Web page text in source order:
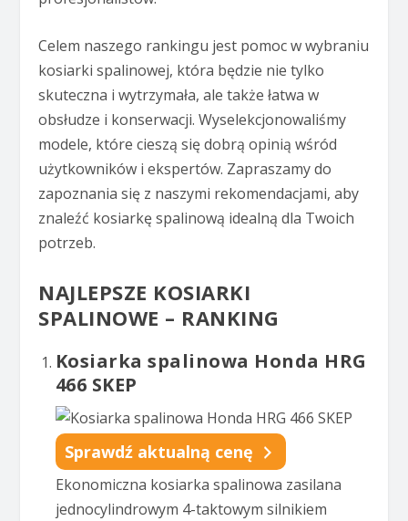
Celem naszego rankingu jest pomoc w wybraniu
kosiarki spalinowej, która będzie nie tylko
skuteczna i wytrzymała, ale także łatwa w
obsłudze i konserwacji. Wyselekcjonowaliśmy
modele, które cieszą się dobrą opinią wśród
użytkowników i ekspertów. Zapraszamy do
zapoznania się z naszymi rekomendacjami, aby
znaleźć kosiarkę spalinową idealną dla Twoich
potrzeb.
NAJLEPSZE KOSIARKI
SPALINOWE – RANKING
Kosiarka spalinowa Honda HRG
466 SKEP
Sprawdź aktualną cenę
Ekonomiczna kosiarka spalinowa zasilana
jednocylindrowym 4-taktowym silnikiem